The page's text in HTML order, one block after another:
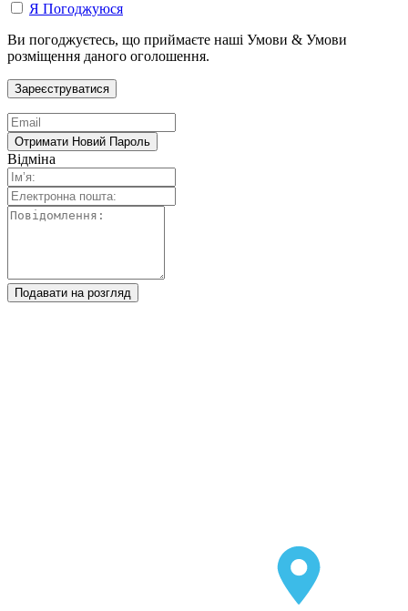
Я Погоджуюся
Ви погоджуєтесь, що приймаєте наші Умови & Умови
розміщення даного оголошення.
Відміна